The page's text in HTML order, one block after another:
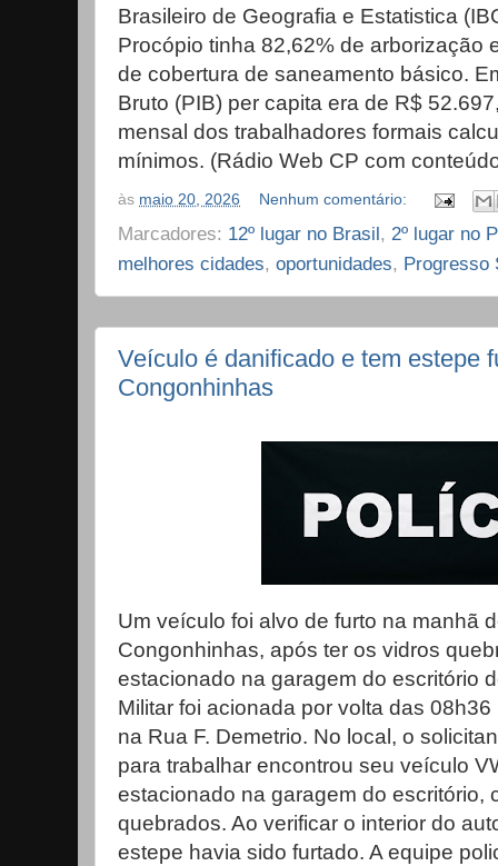
Brasileiro de Geografia e Estatistica
Procópio tinha 82,62% de arborização
de cobertura de saneamento básico.
Bruto (PIB) per capita era de R$
mensal dos trabalhadores formais
mínimos. (Rádio Web CP com
às maio 20, 2026 Nenhum comentário:
Marcadores: 12º lugar no Brasil, 2º lugar no
melhores cidades, oportunidades, Progresso
Veículo é danificado e tem estepe
Congonhinhas
Um veículo foi alvo de furto na manhã
Congonhinhas, após ter os vidros
estacionado na garagem do escritório
Militar foi acionada por volta das
na Rua F. Demetrio. No local, o
para trabalhar encontrou seu veículo
estacionado na garagem do escritório,
quebrados. Ao verificar o interior do
estepe havia sido furtado. A equipe